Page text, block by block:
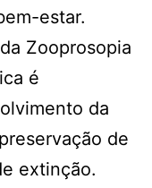
estar.
Zooprosopia
é
da
de
extinção.